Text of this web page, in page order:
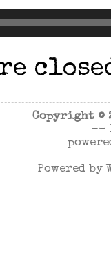
Copyright ©
--
Powered by